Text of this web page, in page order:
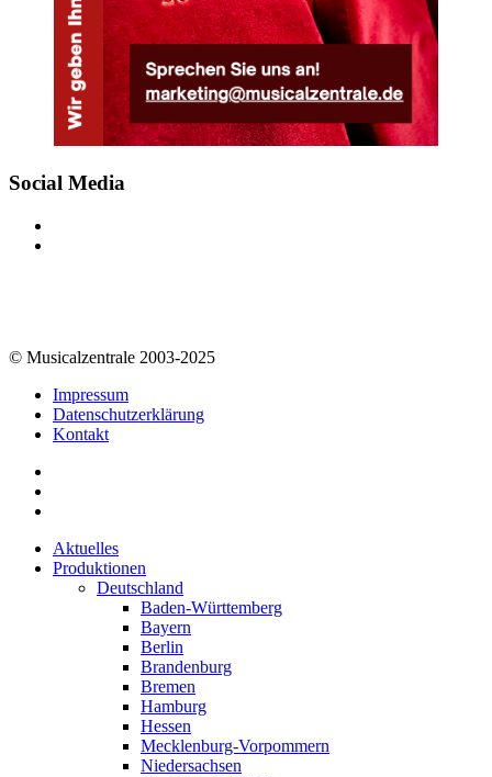
Social Media
© Musicalzentrale 2003-2025
Impressum
Datenschutzerklärung
Kontakt
Aktuelles
Produktionen
Deutschland
Baden-Württemberg
Bayern
Berlin
Brandenburg
Bremen
Hamburg
Hessen
Mecklenburg-Vorpommern
Niedersachsen